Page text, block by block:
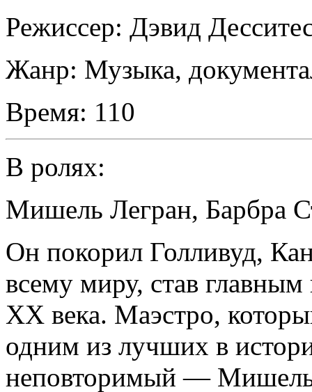
Режиссер: Дэвид
Жанр: Музыка,
Время: 110
В ролях:
Мишель Легран, Барбра
Он покорил Голливуд,
всему миру, став
XX века. Маэстро,
одним из лучших в
неповторимый —